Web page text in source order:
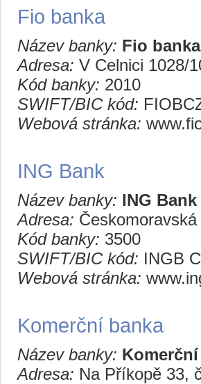
Fio banka
Název banky: Fio banka
Adresa: V Celnici 1028/
Kód banky: 2010
SWIFT/BIC kód:
Webová stránka:
ING Bank
Název banky: ING Bank
Adresa:
Kód banky: 3500
SWIFT/BIC kód: INGB
Webová stránka:
Komerční banka
Název banky:
Adresa: Na Příkopě 33,